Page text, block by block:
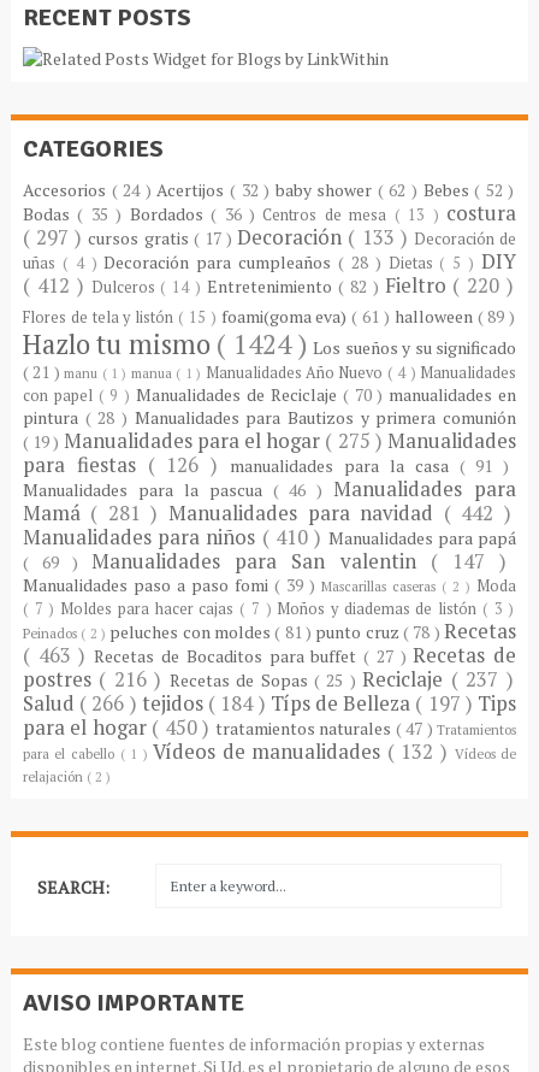
RECENT POSTS
CATEGORIES
Accesorios ( 24 )Acertijos ( 32 ) baby shower ( 62 ) Bebes( 52 )
Bodas( 35 ) Bordados( 36 ) Centros de mesa ( 13 ) costura
( 297 )cursos gratis ( 17 )Decoración ( 133 ) Decoración de
uñas ( 4 )Decoración para cumpleaños( 28 ) Dietas ( 5 )DIY
( 412 ) Dulceros ( 14 )Entretenimiento ( 82 ) Fieltro ( 220 )
Flores de tela y listón ( 15 ) foami(goma eva)( 61 ) halloween ( 89 )
Hazlo tu mismo ( 1424 )Los sueños y su significado
( 21 )manu ( 1 ) manua ( 1 ) Manualidades Año Nuevo ( 4 ) Manualidades
con papel ( 9 )Manualidades de Reciclaje ( 70 ) manualidades en
pintura ( 28 ) Manualidades para Bautizos y primera comunión
( 19 ) Manualidades para el hogar ( 275 )Manualidades
para fiestas ( 126 ) manualidades para la casa ( 91 )
Manualidades para la pascua ( 46 )Manualidades para
Mamá ( 281 ) Manualidades para navidad ( 442 )
Manualidades para niños ( 410 ) Manualidades para papá
( 69 )Manualidades para San valentin ( 147 )
Manualidades paso a paso fomi ( 39 )Mascarillas caseras ( 2 ) Moda
( 7 ) Moldes para hacer cajas ( 7 ) Moños y diademas de listón ( 3 )
Peinados ( 2 ) peluches con moldes( 81 ) punto cruz( 78 )Recetas
( 463 )Recetas de Bocaditos para buffet( 27 )Recetas de
postres ( 216 ) Recetas de Sopas( 25 )Reciclaje ( 237 )
Salud ( 266 ) tejidos ( 184 ) Típs de Belleza ( 197 ) Tips
para el hogar ( 450 ) tratamientos naturales ( 47 )Tratamientos
para el cabello ( 1 ) Vídeos de manualidades ( 132 ) Vídeos de
relajación ( 2 )
SEARCH:
AVISO IMPORTANTE
Este blog contiene fuentes de información propias y externas
disponibles en internet. Si Ud. es el propietario de alguno de esos